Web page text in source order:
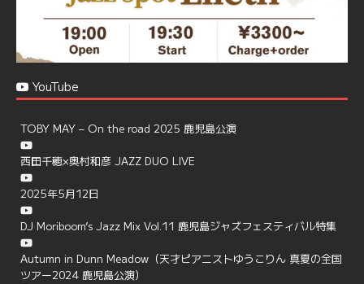
YouTube
TOBY MAY – On the road 2025 鹿児島公演
西田千穂×奥村和彦 JAZZ DUO LIVE
2025年5月12日
DJ Moriboom’s Jazz Mix Vol.11 鹿児島ジャズフェスティバル特集
Autumn in Dunn Meadow（天才ピアニストゆうこりん 真夏の全国
ツアー2024 鹿児島公演）